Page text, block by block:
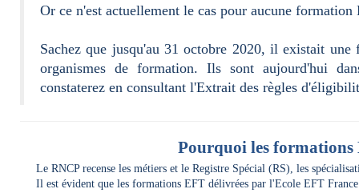
Or ce n'est actuellement le cas pour aucune formation
Sachez que jusqu'au 31 octobre 2020, il existait
organismes de formation. Ils sont aujourd'hui
constaterez en consultant l'Extrait des règles
Pourquoi les formations
Le RNCP recense les métiers et le Registre Spécial (RS), les
Il est évident que les formations EFT délivrées par l'Ecole EFT